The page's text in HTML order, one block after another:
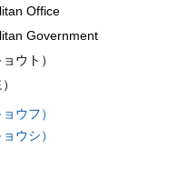
Office
Government
ウト）
ウフ）
ウシ）